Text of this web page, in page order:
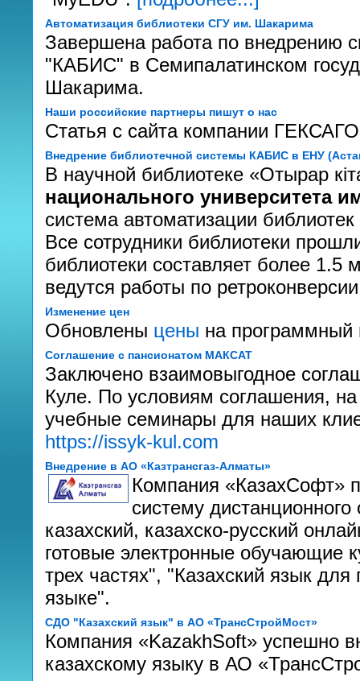
Автоматизация библиотеки СГУ им. Шакарима
Завершена работа по внедрению
"КАБИС" в Семипалатинском
Шакарима.
Наши российские партнеры пишут о нас
Статья с сайта компании
Внедрение библиотечной системы КАБИС в ЕНУ
В научной библиотеке «Отырар
национального университета
система автоматизации
Все сотрудники библиотеки
библиотеки составляет более 1.5
ведутся работы по
Изменение цен
Обновлены цены на программный
Соглашение с пансионатом МАКСАТ
Заключено взаимовыгодное
Куле. По условиям соглашения, на
учебные семинары для наших
https://issyk-kul.com
Внедрение в АО «Казтрансгаз-Алматы»
Компания «КазахСофт»
систему
казахский, казахско-русский
готовые электронные обучающие
трех частях", "Казахский язык
языке".
СДО "Казахский язык" в АО «ТрансСтройМост»
Компания «KazakhSoft» успешно
казахскому языку в АО